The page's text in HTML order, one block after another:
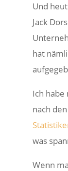
Und
Jack
hat
Ich habe
nach
was
Wenn